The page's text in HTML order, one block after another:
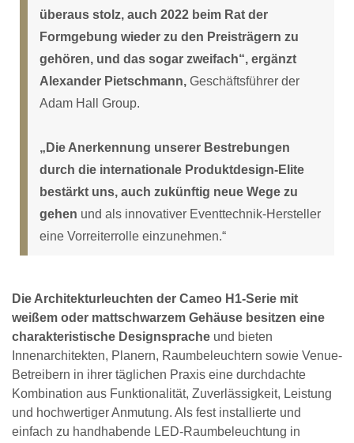
überaus stolz, auch 2022 beim Rat der
Formgebung wieder zu den Preisträgern zu
gehören, und das sogar zweifach“, ergänzt
Alexander Pietschmann, Geschäftsführer der
Adam Hall Group.
„Die Anerkennung unserer Bestrebungen
durch die internationale Produktdesign-Elite
bestärkt uns, auch zukünftig neue Wege zu
gehen und als innovativer Eventtechnik-Hersteller
eine Vorreiterrolle einzunehmen.“
Die Architekturleuchten der Cameo H1-Serie mit
weißem oder mattschwarzem Gehäuse besitzen eine
charakteristische Designsprache und bieten
Innenarchitekten, Planern, Raumbeleuchtern sowie Venue-
Betreibern in ihrer täglichen Praxis eine durchdachte
Kombination aus Funktionalität, Zuverlässigkeit, Leistung
und hochwertiger Anmutung. Als fest installierte und
einfach zu handhabende LED-Raumbeleuchtung in